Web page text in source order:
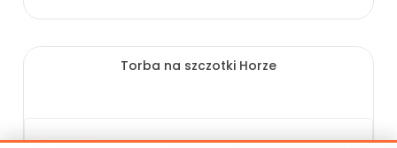
Torba na szczotki Horze